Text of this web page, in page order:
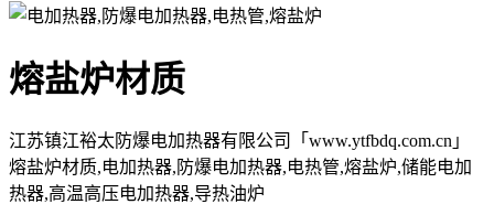
熔盐炉材质
江苏镇江裕太防爆电加热器有限公司「www.ytfbdq.com.cn」
熔盐炉材质,电加热器,防爆电加热器,电热管,熔盐炉,储能电加
热器,高温高压电加热器,导热油炉